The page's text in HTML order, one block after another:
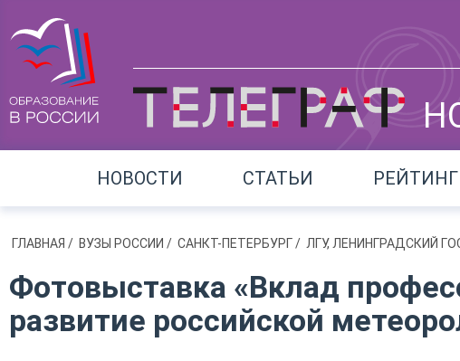
НОВОСТИ СТАТЬИ
ГЛАВНАЯ / ВУЗЫ РОССИИ / САНКТ-ПЕТЕРБУРГ/ ЛГУ, ЛЕНИНГРАДСКИЙ
Фотовыставка «Вклад
развитие российской